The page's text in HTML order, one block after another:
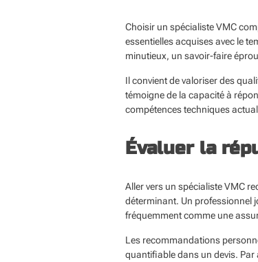
Choisir un spécialiste VMC
essentielles acquises avec le
minutieux, un savoir-faire
Il convient de valoriser des
témoigne de la capacité à
compétences techniques
Évaluer la
Aller vers un spécialiste VMC
déterminant. Un professionnel
fréquemment comme une
Les recommandations
quantifiable dans un devis.